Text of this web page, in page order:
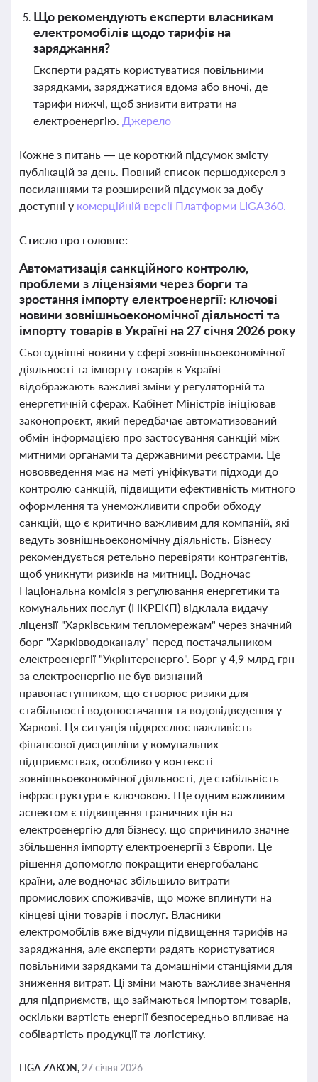
Що рекомендують експерти власникам
електромобілів щодо тарифів на
заряджання?
Експерти радять користуватися повільними
зарядками, заряджатися вдома або вночі, де
тарифи нижчі, щоб знизити витрати на
електроенергію. Джерело
Кожне з питань — це короткий підсумок змісту
публікацій за день. Повний список першоджерел з
посиланнями та розширений підсумок за добу
доступні у комерційній версії Платформи LIGA360.
Стисло про головне:
Автоматизація санкційного контролю,
проблеми з ліцензіями через борги та
зростання імпорту електроенергії: ключові
новини зовнішньоекономічної діяльності та
імпорту товарів в Україні на 27 січня 2026 року
Сьогоднішні новини у сфері зовнішньоекономічної
діяльності та імпорту товарів в Україні
відображають важливі зміни у регуляторній та
енергетичній сферах. Кабінет Міністрів ініціював
законопроєкт, який передбачає автоматизований
обмін інформацією про застосування санкцій між
митними органами та державними реєстрами. Це
нововведення має на меті уніфікувати підходи до
контролю санкцій, підвищити ефективність митного
оформлення та унеможливити спроби обходу
санкцій, що є критично важливим для компаній, які
ведуть зовнішньоекономічну діяльність. Бізнесу
рекомендується ретельно перевіряти контрагентів,
щоб уникнути ризиків на митниці. Водночас
Національна комісія з регулювання енергетики та
комунальних послуг (НКРЕКП) відклала видачу
ліцензії "Харківським тепломережам" через значний
борг "Харківводоканалу" перед постачальником
електроенергії "Укрінтеренерго". Борг у 4,9 млрд грн
за електроенергію не був визнаний
правонаступником, що створює ризики для
стабільності водопостачання та водовідведення у
Харкові. Ця ситуація підкреслює важливість
фінансової дисципліни у комунальних
підприємствах, особливо у контексті
зовнішньоекономічної діяльності, де стабільність
інфраструктури є ключовою. Ще одним важливим
аспектом є підвищення граничних цін на
електроенергію для бізнесу, що спричинило значне
збільшення імпорту електроенергії з Європи. Це
рішення допомогло покращити енергобаланс
країни, але водночас збільшило витрати
промислових споживачів, що може вплинути на
кінцеві ціни товарів і послуг. Власники
електромобілів вже відчули підвищення тарифів на
заряджання, але експерти радять користуватися
повільними зарядками та домашніми станціями для
зниження витрат. Ці зміни мають важливе значення
для підприємств, що займаються імпортом товарів,
оскільки вартість енергії безпосередньо впливає на
собівартість продукції та логістику.
LIGA ZAKON, 27 січня 2026